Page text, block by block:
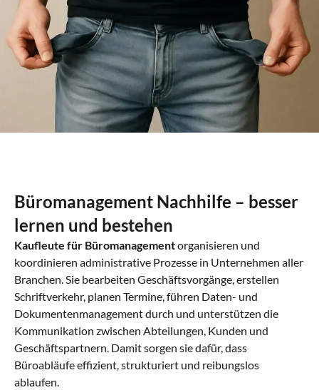
Büromanagement Nachhilfe – besser
lernen und bestehen
Kaufleute für Büromanagementorganisieren und
koordinieren administrative Prozesse in Unternehmen aller
Branchen. Sie bearbeiten Geschäftsvorgänge, erstellen
Schriftverkehr, planen Termine, führen Daten- und
Dokumentenmanagement durch und unterstützen die
Kommunikation zwischen Abteilungen, Kunden und
Geschäftspartnern. Damit sorgen sie dafür, dass
Büroabläufe effizient, strukturiert und reibungslos
ablaufen.